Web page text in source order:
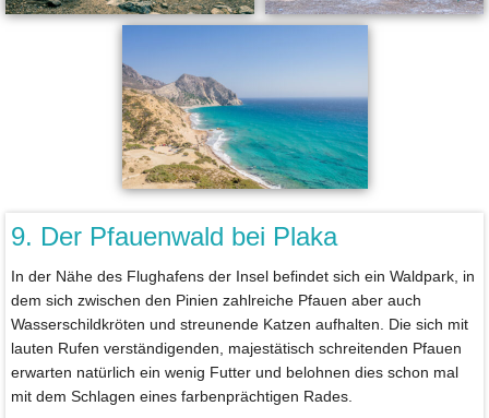
9. Der Pfauenwald bei Plaka
In der Nähe des Flughafens der Insel befindet sich ein Waldpark, in
dem sich zwischen den Pinien zahlreiche Pfauen aber auch
Wasserschildkröten und streunende Katzen aufhalten. Die sich mit
lauten Rufen verständigenden, majestätisch schreitenden Pfauen
erwarten natürlich ein wenig Futter und belohnen dies schon mal
mit dem Schlagen eines farbenprächtigen Rades.